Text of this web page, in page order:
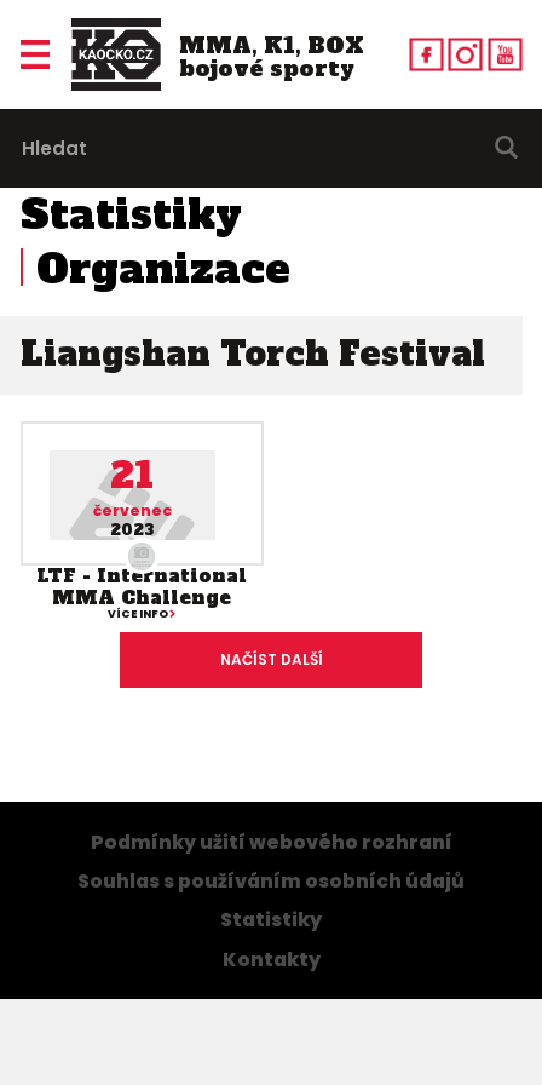
MMA, K1, BOX
bojové sporty
Statistiky
Organizace
Liangshan Torch Festival
21
červenec
2023
LTF - International
MMA Challenge
VÍCE INFO
NAČÍST DALŠÍ
Podmínky užití webového rozhraní
Souhlas s používáním osobních údajů
Statistiky
Kontakty